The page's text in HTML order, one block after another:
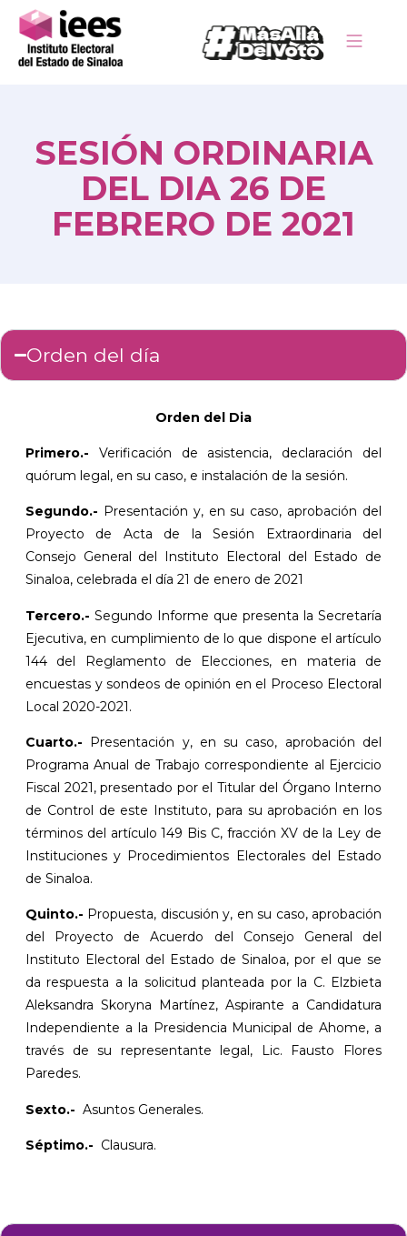
SESIÓN ORDINARIA
DEL DIA 26 DE
FEBRERO DE 2021
Orden del día
Orden del Dia
Primero.-
Verificación de asistencia, declaración del
quórum legal, en su caso, e instalación de la sesión.
Segundo.- Presentación y, en su caso, aprobación del
Proyecto de Acta de la Sesión Extraordinaria del
Consejo General del Instituto Electoral del Estado de
Sinaloa, celebrada el día 21 de enero de 2021
Tercero.- Segundo Informe que presenta la Secretaría
Ejecutiva, en cumplimiento de lo que dispone el artículo
144 del Reglamento de Elecciones, en materia de
encuestas y sondeos de opinión en el Proceso Electoral
Local 2020-2021.
Cuarto.- Presentación y, en su caso, aprobación del
Programa Anual de Trabajo correspondiente al Ejercicio
Fiscal 2021, presentado por el Titular del Órgano Interno
de Control de este Instituto, para su aprobación en los
términos del artículo 149 Bis C, fracción XV de la Ley de
Instituciones y Procedimientos Electorales del Estado
de Sinaloa.
Quinto.- Propuesta, discusión y, en su caso, aprobación
del Proyecto de Acuerdo del Consejo General del
Instituto Electoral del Estado de Sinaloa, por el que se
da respuesta a la solicitud planteada por la C. Elzbieta
Aleksandra Skoryna Martínez, Aspirante a Candidatura
Independiente a la Presidencia Municipal de Ahome, a
través de su representante legal, Lic. Fausto Flores
Paredes.
Sexto.- Asuntos Generales.
Séptimo.- Clausura.